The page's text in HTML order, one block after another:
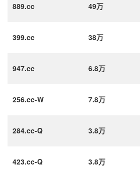
889.cc 49万
399.cc 38万
947.cc 6.8万
256.cc-W 7.8万
284.cc-Q 3.8万
423.cc-Q 3.8万